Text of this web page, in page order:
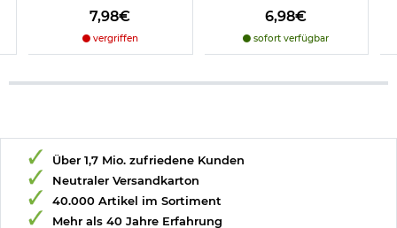
7,98€
vergriffen
6,98€
sofort verfügbar
Über 1,7 Mio. zufriedene Kunden
Neutraler Versandkarton
40.000 Artikel im Sortiment
Mehr als 40 Jahre Erfahrung